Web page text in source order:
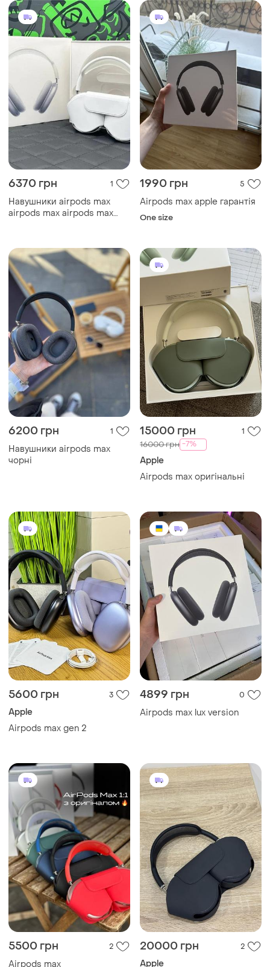
6370 грн 1
Навушники airpods max
airpods max airpods max
1990 грн 5
Airpods max apple гарантія
One size
6200 грн 1
Навушники airpods max
чорні
15000 грн 1
16000 грн -7%
Apple
Airpods max оригінальні
5600 грн 3
Apple
Airpods max gen 2
4899 грн 0
Airpods max lux version
5500 грн 2
Airpods max
20000 грн 2
Apple